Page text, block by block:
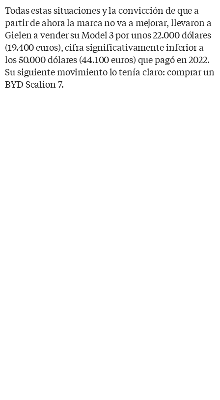
Todas estas situaciones y la convicción de que a
partir de ahora la marca no va a mejorar, llevaron a
Gielen a vender su Model 3 por unos 22.000 dólares
(19.400 euros), cifra significativamente inferior a
los 50.000 dólares (44.100 euros) que pagó en 2022.
Su siguiente movimiento lo tenía claro: comprar un
BYD Sealion 7.